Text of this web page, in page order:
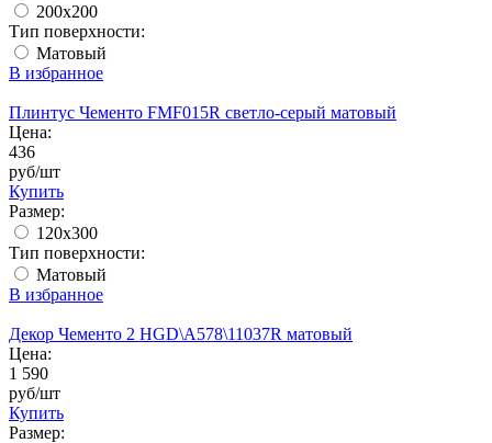
200x200
Тип поверхности:
Матовый
В избранное
Плинтус Чементо FMF015R светло-серый матовый
Цена:
436
руб/шт
Купить
Размер:
120x300
Тип поверхности:
Матовый
В избранное
Декор Чементо 2 HGD\A578\11037R матовый
Цена:
1 590
руб/шт
Купить
Размер: